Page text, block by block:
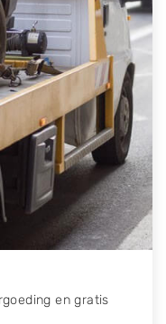
Vul uw
van auto's van
Audi, BMW,
Honda, Hyundai,
Nissan, Opel,
Suzuki, Tesla,
en gratis